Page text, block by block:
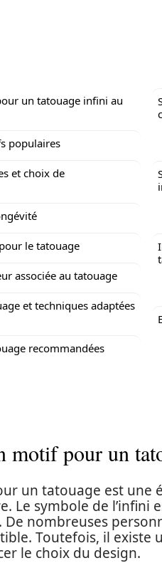
un tatouage infini au
populaires
et choix de
le tatouage
associée au tatouage
et techniques adaptées
recommandées
motif pour un
un tatouage est une
Le symbole de l’infini
nombreuses
Toutefois, il
le choix du design.